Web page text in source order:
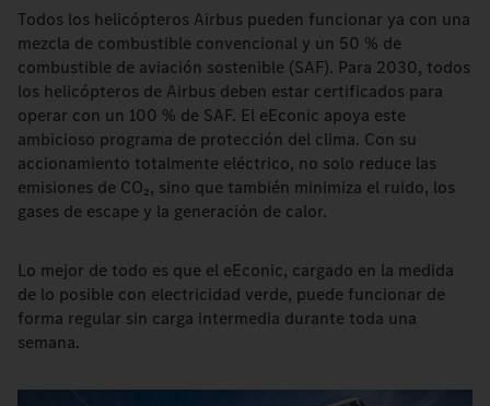
Todos los helicópteros Airbus pueden funcionar ya con una
mezcla de combustible convencional y un 50 % de
combustible de aviación sostenible (SAF). Para 2030, todos
los helicópteros de Airbus deben estar certificados para
operar con un 100 % de SAF. El eEconic apoya este
ambicioso programa de protección del clima. Con su
accionamiento totalmente eléctrico, no solo reduce las
emisiones de CO₂, sino que también minimiza el ruido, los
gases de escape y la generación de calor.
Lo mejor de todo es que el eEconic, cargado en la medida
de lo posible con electricidad verde, puede funcionar de
forma regular sin carga intermedia durante toda una
semana.